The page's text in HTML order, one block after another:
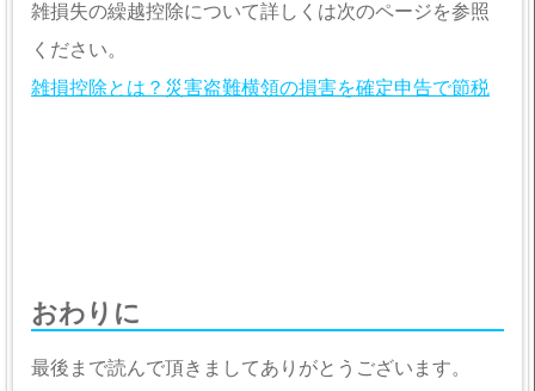
雑損失の繰越控除について詳しくは次のページを参照
ください。
雑損控除とは？災害盗難横領の損害を確定申告で節税
おわりに
最後まで読んで頂きましてありがとうございます。